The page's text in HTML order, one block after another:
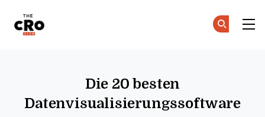
Die 20 besten
Datenvisualisierungssoftware